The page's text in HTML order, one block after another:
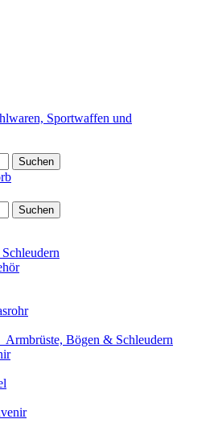
Suchen
Suchen
Armbrüste, Bögen & Schleudern